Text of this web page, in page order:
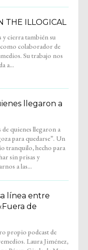
THE ILLOGICAL
a...
llegaron a
a las...
línea entre
de